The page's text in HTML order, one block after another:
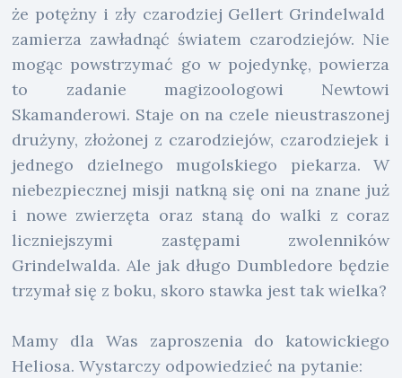
że potężny i zły czarodziej Gellert Grindelwald
zamierza zawładnąć światem czarodziejów. Nie
mogąc powstrzymać go w pojedynkę, powierza
to zadanie magizoologowi Newtowi
Skamanderowi. Staje on na czele nieustraszonej
drużyny, złożonej z czarodziejów, czarodziejek i
jednego dzielnego mugolskiego piekarza. W
niebezpiecznej misji natkną się oni na znane już
i nowe zwierzęta oraz staną do walki z coraz
liczniejszymi zastępami zwolenników
Grindelwalda. Ale jak długo Dumbledore będzie
trzymał się z boku, skoro stawka jest tak wielka?
Mamy dla Was zaproszenia do katowickiego
Heliosa. Wystarczy odpowiedzieć na pytanie: